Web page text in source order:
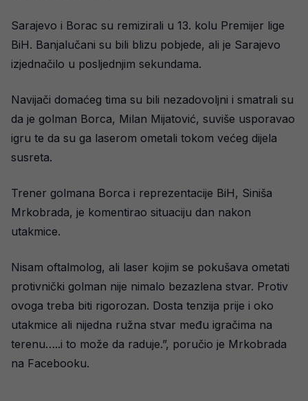
Sarajevo i Borac su remizirali u 13. kolu Premijer lige
BiH. Banjalučani su bili blizu pobjede, ali je Sarajevo
izjednačilo u posljednjim sekundama.
Navijači domaćeg tima su bili nezadovoljni i smatrali su
da je golman Borca, Milan Mijatović, suviše usporavao
igru te da su ga laserom ometali tokom većeg dijela
susreta.
Trener golmana Borca i reprezentacije BiH, Siniša
Mrkobrada, je komentirao situaciju dan nakon
utakmice.
Nisam oftalmolog, ali laser kojim se pokušava ometati
protivnički golman nije nimalo bezazlena stvar. Protiv
ovoga treba biti rigorozan. Dosta tenzija prije i oko
utakmice ali nijedna ružna stvar među igračima na
terenu…..i to može da raduje.”, poručio je Mrkobrada
na Facebooku.